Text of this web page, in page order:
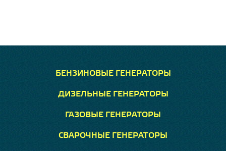
БЕНЗИНОВЫЕ ГЕНЕРАТОРЫ
ДИЗЕЛЬНЫЕ ГЕНЕРАТОРЫ
ГАЗОВЫЕ ГЕНЕРАТОРЫ
СВАРОЧНЫЕ ГЕНЕРАТОРЫ